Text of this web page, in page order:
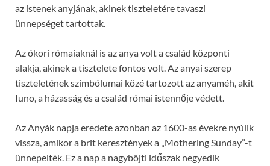
az istenek anyjának, akinek tiszteletére tavaszi
ünnepséget tartottak.
Az ókori rómaiaknál is az anya volt a család központi
alakja, akinek a tisztelete fontos volt. Az anyai szerep
tiszteletének szimbólumai közé tartozott az anyaméh, akit
Iuno, a házasság és a család római istennője védett.
Az Anyák napja eredete azonban az 1600-as évekre nyúlik
vissza, amikor a brit keresztények a „Mothering Sunday”-t
ünnepelték. Ez a nap a nagyböjti időszak negyedik